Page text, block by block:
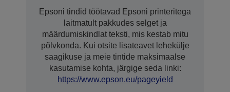
Epsoni tindid töötavad Epsoni printeritega
laitmatult pakkudes selget ja
määrdumiskindlat teksti, mis kestab mitu
põlvkonda. Kui otsite lisateavet lehekülje
saagikuse ja meie tintide maksimaalse
kasutamise kohta, järgige seda linki:
https://www.epson.eu/pageyield